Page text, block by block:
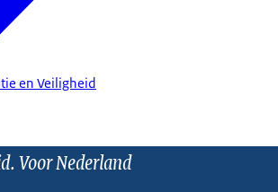
en Veiligheid
Voor Nederland